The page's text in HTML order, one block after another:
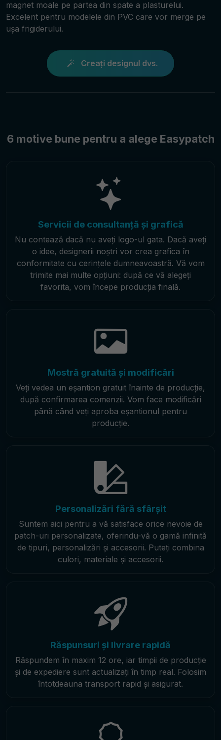
magnet moale pe partea din spate a plasturelui.
Excelent pentru modelele din PVC care vor merge pe
ușa frigiderului.
Creați designul dvs.
6 motive bune pentru a alege Easypatch
Servicii de consultanță și grafică
Nu contează dacă nu aveți logo-ul gata. Dacă aveți
o idee, designerii noștri vor crea grafica în
conformitate cu cerințele dumneavoastră. Vă vom
trimite mai multe opțiuni: după ce vă alegeți
favorita, vom începe producția finală.
Mostră gratuită și modificări
Veți vedea un eșantion gratuit înainte de producție,
după confirmarea comenzii. Vom face modificări
până când veți aproba eșantionul pentru
producție.
Personalizări fără sfârșit
Suntem aici pentru a vă satisface orice nevoie de
patch-uri personalizate, oferindu-vă o gamă infinită
de tipuri, personalizări și accesorii. Puteți combina
culori, materiale și accesorii.
Răspunsuri și livrare rapidă
Răspundem în maxim 12 ore, iar timpii de producție
și de expediere sunt actualizați în timp real. Folosim
întotdeauna transport rapid și asigurat.